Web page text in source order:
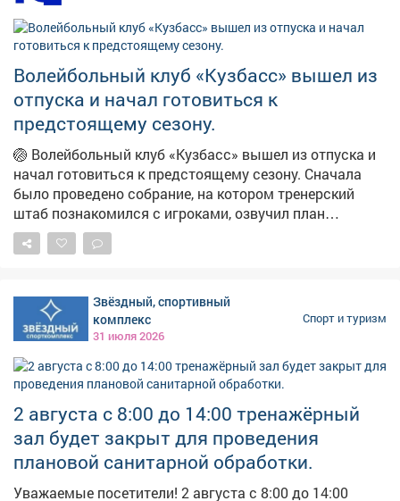
Волейбольный клуб «Кузбасс» вышел из
отпуска и начал готовиться к
предстоящему сезону.
🏐 Волейбольный клуб «Кузбасс» вышел из отпуска и
начал готовиться к предстоящему сезону. Сначала
было проведено собрание, на котором тренерский
штаб познакомился с игроками, озвучил план
предсезонной подготовки и обозначил методы
работы. Напомним, буквально накануне сбора
Зинько избавился от приставки и.о. и стал
полноправным наставником. #новости10канала
Звёздный, спортивный
комплекс
31 июля 2026
Спорт и туризм
2 августа с 8:00 до 14:00 тренажёрный
зал будет закрыт для проведения
плановой санитарной обработки.
Уважаемые посетители! 2 августа с 8:00 до 14:00